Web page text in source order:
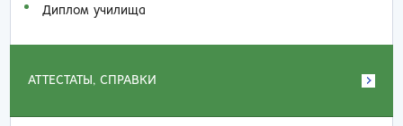
Диплом училища
АТТЕСТАТЫ, СПРАВКИ